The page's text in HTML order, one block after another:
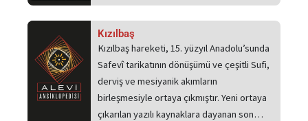
Kızılbaş
Kızılbaş hareketi, 15. yüzyıl Anadolu’sunda
Safevî tarikatının dönüşümü ve çeşitli Sufi,
derviş ve mesiyanik akımların
birleşmesiyle ortaya çıkmıştır. Yeni ortaya
çıkarılan yazılı kaynaklara dayanan son…